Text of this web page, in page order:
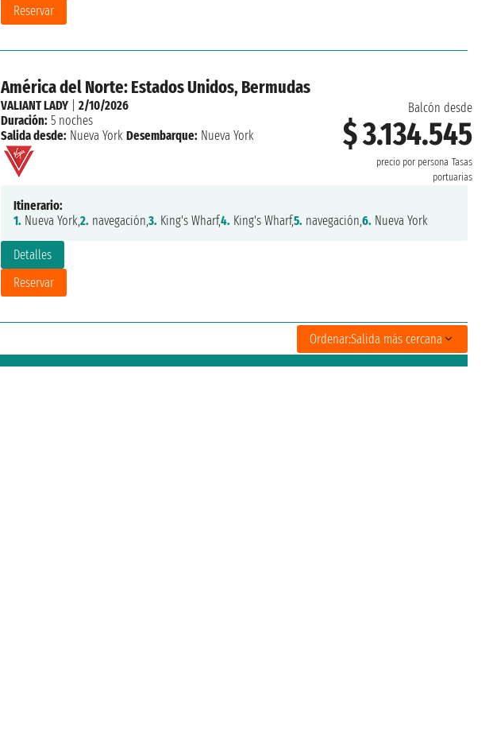
Reservar
América del Norte: Estados Unidos, Bermudas
Balcón desde
$ 3.134.545
precio por persona Tasas
portuarias
Detalles
Reservar
VALIANT LADY| 2/10/2026
Duración: 5 noches
Salida desde: Nueva York Desembarque: Nueva York
Itinerario:
1. Nueva York,2. navegación,3. King's Wharf,4. King's Wharf,5. navegación,6. Nueva York
Ordenar:Salida más cercana